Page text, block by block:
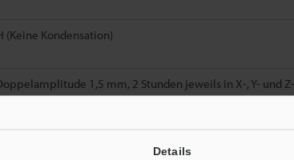
Details
(Keine Kondensation)
1,5 mm, 2 Stunden jeweils in X-, Y- und